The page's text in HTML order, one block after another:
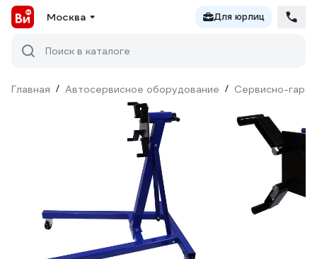
Москва Для юрлиц
Поиск в каталоге
Главная / Автосервисное оборудование / Сервисно-